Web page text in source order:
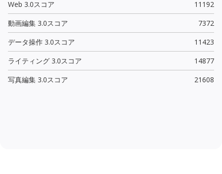
Web 3.0スコア
11192
動画編集 3.0スコア
7372
データ操作 3.0スコア
11423
ライティング 3.0スコア
14877
写真編集 3.0スコア
21608